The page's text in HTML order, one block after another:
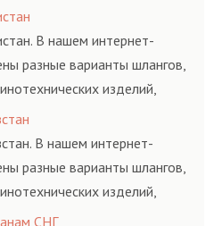
техническим условиям
В нашем интернет-
разные варианты шлангов,
изделий,
техническим условиям
В нашем интернет-
разные варианты шлангов,
изделий,
техническим условиям
СНГ